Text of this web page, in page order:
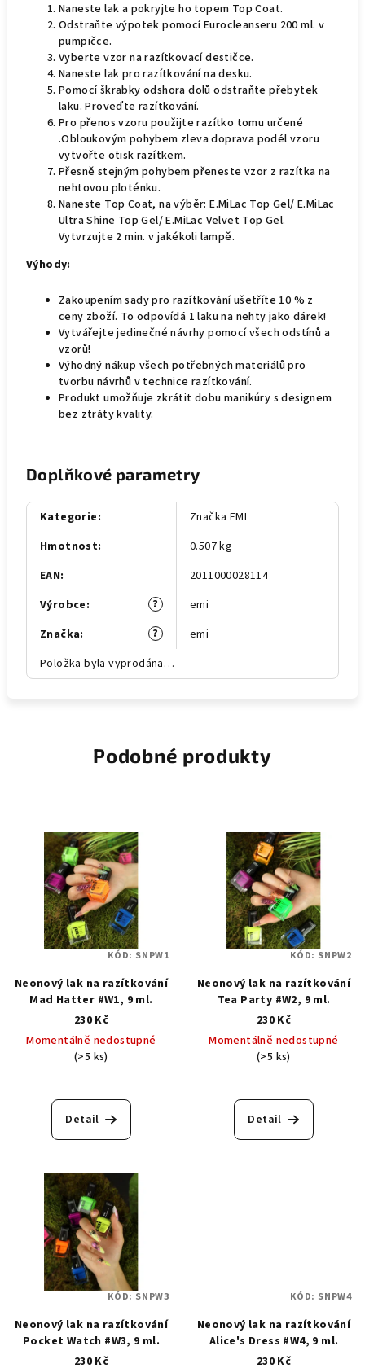
Naneste lak a pokryjte ho topem Top Coat.
Odstraňte výpotek pomocí Eurocleanseru 200 ml. v
pumpičce.
Vyberte vzor na razítkovací destičce.
Naneste lak pro razítkování na desku.
Pomocí škrabky odshora dolů odstraňte přebytek
laku. Proveďte razítkování.
Pro přenos vzoru použijte razítko tomu určené
.Obloukovým pohybem zleva doprava podél vzoru
vytvořte otisk razítkem.
Přesně stejným pohybem přeneste vzor z razítka na
nehtovou ploténku.
Naneste Top Coat, na výběr: E.MiLac Top Gel/ E.MiLac
Ultra Shine Top Gel/ E.MiLac Velvet Top Gel.
Vytvrzujte 2 min. v jakékoli lampě.
Výhody:
Zakoupením sady pro razítkování ušetříte 10 % z
ceny zboží. To odpovídá 1 laku na nehty jako dárek!
Vytvářejte jedinečné návrhy pomocí všech odstínů a
vzorů!
Výhodný nákup všech potřebných materiálů pro
tvorbu návrhů v technice razítkování.
Produkt umožňuje zkrátit dobu manikúry s designem
bez ztráty kvality.
Doplňkové parametry
Kategorie:
Značka EMI
Hmotnost:
0.507 kg
EAN:
2011000028114
?
Výrobce:
emi
?
Značka:
emi
Položka byla vyprodána…
Podobné produkty
Neonový lak na razítkování
Mad Hatter #W1, 9 ml.
230 Kč
Momentálně nedostupné
(>5 ks)
Detail
KÓD: SNPW1
Neonový lak na razítkování
Tea Party #W2, 9 ml.
230 Kč
Momentálně nedostupné
(>5 ks)
Detail
KÓD: SNPW2
Neonový lak na razítkování
Pocket Watch #W3, 9 ml.
230 Kč
KÓD: SNPW3
Neonový lak na razítkování
Alice's Dress #W4, 9 ml.
230 Kč
KÓD: SNPW4